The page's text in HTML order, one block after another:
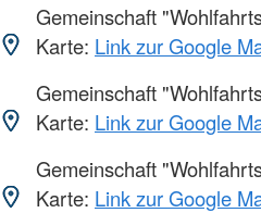
Gemeinschaft
Karte: Link zur Google
Gemeinschaft
Karte: Link zur Google
Gemeinschaft
Karte: Link zur Google